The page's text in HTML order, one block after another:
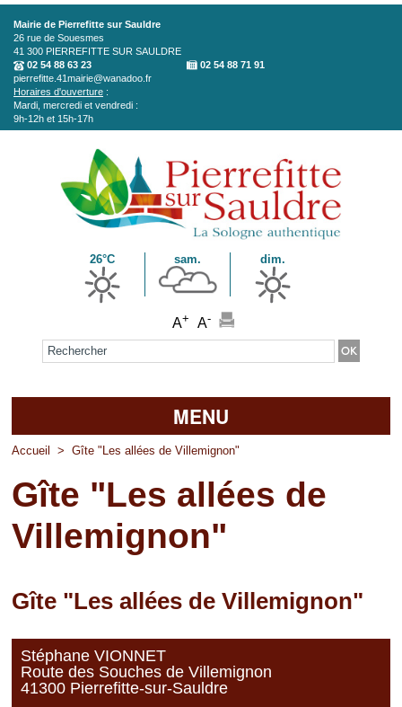
Aller au contenu principal
Mairie de Pierrefitte sur Sauldre
26 rue de Souesmes
41 300 PIERREFITTE SUR SAULDRE
02 54 88 63 23
02 54 88 71 91
pierrefitte.41mairie@wanadoo.fr
Horaires d'ouverture :
Mardi, mercredi et vendredi :
9h-12h et 15h-17h
26°C sam. dim.
A+ A-
Formulaire de recherche
MENU
Accueil
La mairie
Découvrir Pierrefitte
Vos professionnels
Loisirs
Accueil > Gîte "Les allées de Villemignon"
Gîte "Les allées de
Villemignon"
Gîte "Les allées de Villemignon"
Stéphane VIONNET
Route des Souches de Villemignon
41300 Pierrefitte-sur-Sauldre